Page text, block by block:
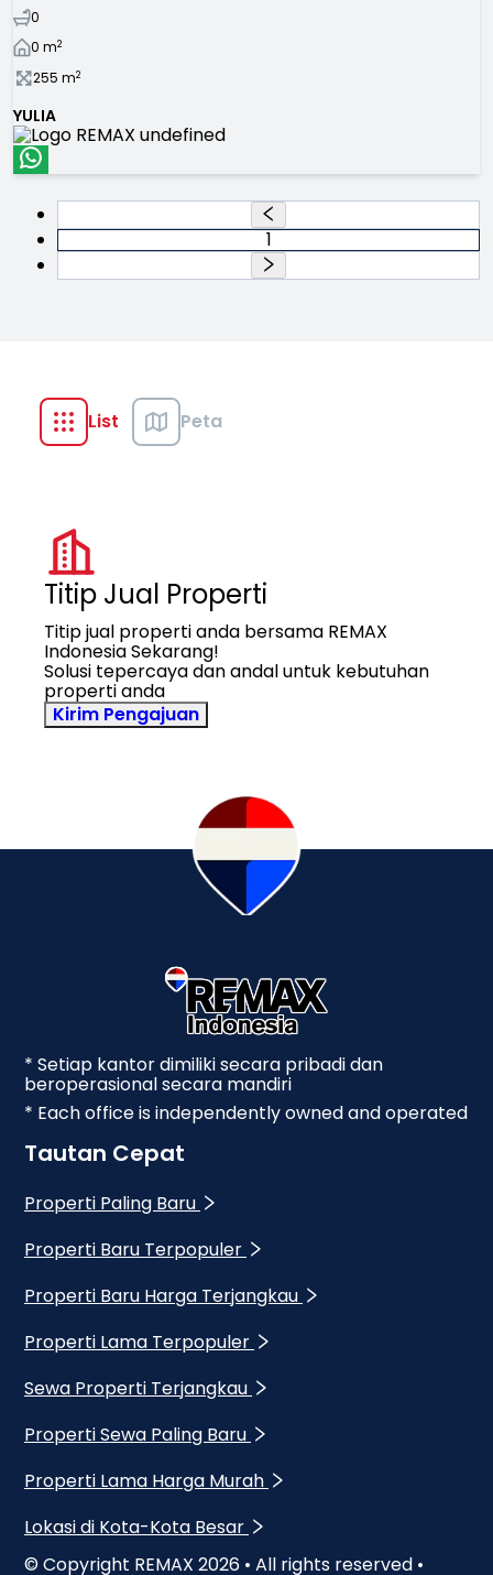
0
0 m2
255 m2
YULIA
1
List Peta
Titip Jual Properti
Titip jual properti anda bersama REMAX
Indonesia Sekarang!
Solusi tepercaya dan andal untuk kebutuhan
properti anda
Kirim Pengajuan
* Setiap kantor dimiliki secara pribadi dan
beroperasional secara mandiri
* Each office is independently owned and operated
Tautan Cepat
Properti Paling Baru
Properti Baru Terpopuler
Properti Baru Harga Terjangkau
Properti Lama Terpopuler
Sewa Properti Terjangkau
Properti Sewa Paling Baru
Properti Lama Harga Murah
Lokasi di Kota-Kota Besar
© Copyright REMAX 2026 • All rights reserved •